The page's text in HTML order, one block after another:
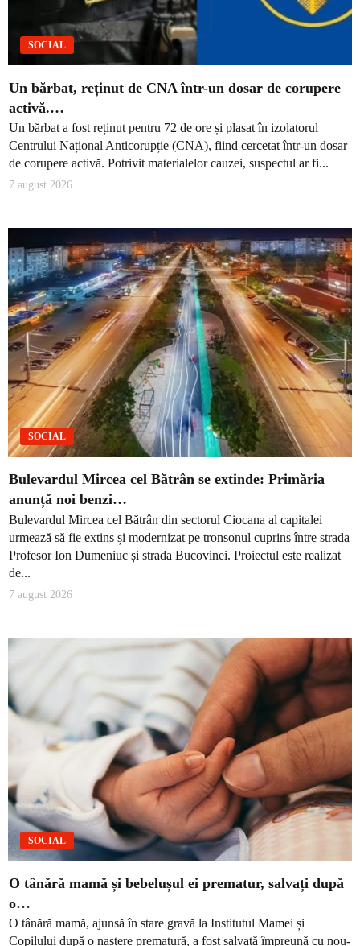
SOCIAL
Un bărbat, reținut de CNA într-un dosar de corupere
activă.…
Un bărbat a fost reținut pentru 72 de ore și plasat în izolatorul
Centrului Național Anticorupție (CNA), fiind cercetat într-un dosar
de corupere activă. Potrivit materialelor cauzei, suspectul ar fi...
7 august 2026
SOCIAL
Bulevardul Mircea cel Bătrân se extinde: Primăria
anunță noi benzi…
Bulevardul Mircea cel Bătrân din sectorul Ciocana al capitalei
urmează să fie extins și modernizat pe tronsonul cuprins între strada
Profesor Ion Dumeniuc și strada Bucovinei. Proiectul este realizat
de...
7 august 2026
SOCIAL
O tânără mamă și bebelușul ei prematur, salvați după
o…
O tânără mamă, ajunsă în stare gravă la Institutul Mamei și
Copilului după o naștere prematură, a fost salvată împreună cu nou-